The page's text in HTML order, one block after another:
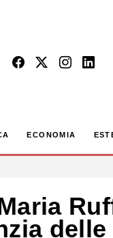
ECONOMIA